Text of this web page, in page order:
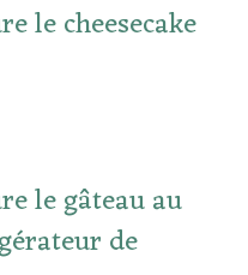
le cheesecake
le gâteau au
de